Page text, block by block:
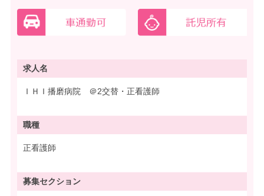
求人名
ＩＨＩ播磨病院 ＠2交替・正看護師
職種
正看護師
募集セクション